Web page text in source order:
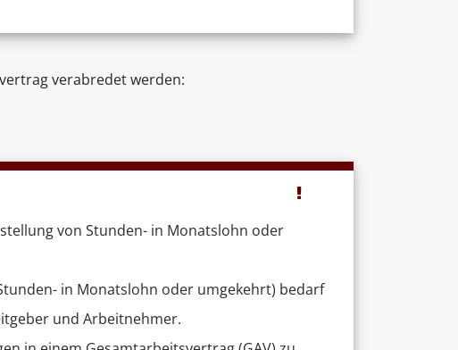
verabredet werden:
von Stunden- in Monatslohn oder
in Monatslohn oder umgekehrt) bedarf
und Arbeitnehmer.